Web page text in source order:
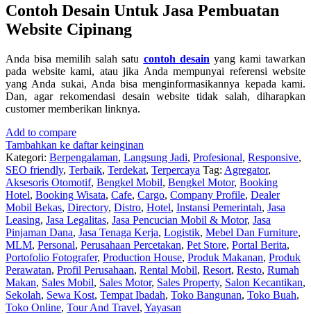
Contoh Desain Untuk Jasa Pembuatan
Website Cipinang
Anda bisa memilih salah satu contoh desain yang kami tawarkan
pada website kami, atau jika Anda mempunyai referensi website
yang Anda sukai, Anda bisa menginformasikannya kepada kami.
Dan, agar rekomendasi desain website tidak salah, diharapkan
customer memberikan linknya.
Add to compare
Tambahkan ke daftar keinginan
Kategori: Berpengalaman, Langsung Jadi, Profesional, Responsive,
SEO friendly, Terbaik, Terdekat, Terpercaya Tag: Agregator,
Aksesoris Otomotif, Bengkel Mobil, Bengkel Motor, Booking
Hotel, Booking Wisata, Cafe, Cargo, Company Profile, Dealer
Mobil Bekas, Directory, Distro, Hotel, Instansi Pemerintah, Jasa
Leasing, Jasa Legalitas, Jasa Pencucian Mobil & Motor, Jasa
Pinjaman Dana, Jasa Tenaga Kerja, Logistik, Mebel Dan Furniture,
MLM, Personal, Perusahaan Percetakan, Pet Store, Portal Berita,
Portofolio Fotografer, Production House, Produk Makanan, Produk
Perawatan, Profil Perusahaan, Rental Mobil, Resort, Resto, Rumah
Makan, Sales Mobil, Sales Motor, Sales Property, Salon Kecantikan,
Sekolah, Sewa Kost, Tempat Ibadah, Toko Bangunan, Toko Buah,
Toko Online, Tour And Travel, Yayasan